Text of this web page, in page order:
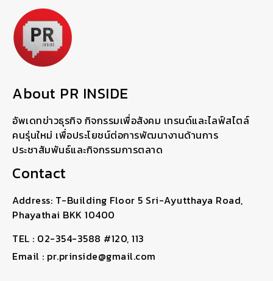
About PR INSIDE
อัพเดทข่าวธุรกิจ กิจกรรมเพื่อสังคม เทรนด์และไลฟ์สไตล์
คนรุ่นใหม่ เพื่อประโยชน์ต่อการพัฒนางานด้านการ
ประชาสัมพันธ์และกิจกรรมการตลาด
Contact
Address: T-Building Floor 5 Sri-Ayutthaya Road,
Phayathai BKK 10400
TEL : 02-354-3588 #120, 113
Email : pr.prinside@gmail.com